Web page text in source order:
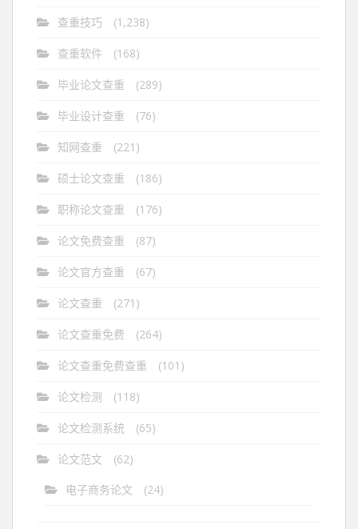
查重技巧 (1,238)
查重软件 (168)
毕业论文查重 (289)
毕业设计查重 (76)
知网查重 (221)
硕士论文查重 (186)
职称论文查重 (176)
论文免费查重 (87)
论文官方查重 (67)
论文查重 (271)
论文查重免费 (264)
论文查重免费查重 (101)
论文检测 (118)
论文检测系统 (65)
论文范文
(62)
电子商务论文
(24)